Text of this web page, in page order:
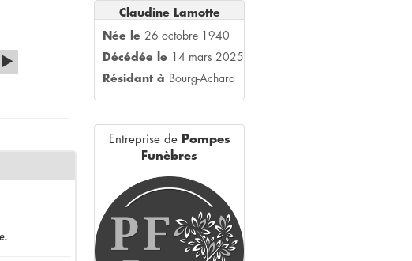
Claudine Lamotte
Née le 26 octobre 1940
Décédée le
14 mars 2025
Résidant à Bourg-Achard
Entreprise de Pompes
Funèbres